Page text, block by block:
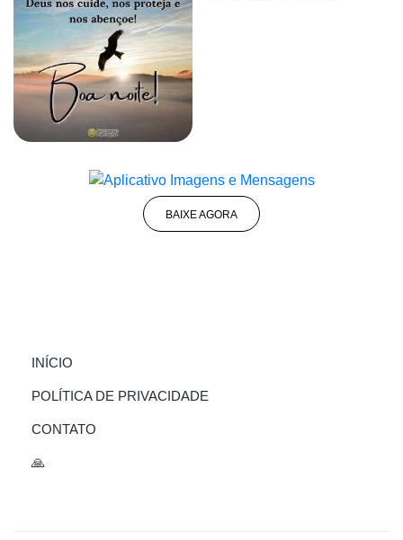
BAIXE AGORA
INÍCIO
POLÍTICA DE PRIVACIDADE
CONTATO
🙏